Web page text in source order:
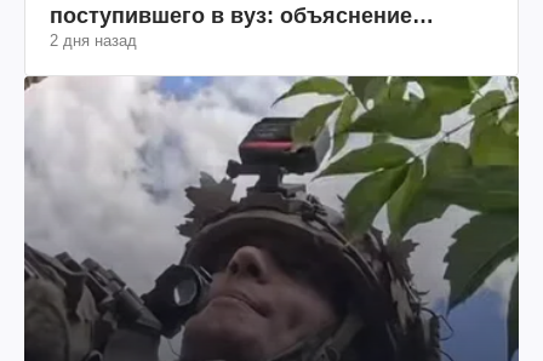
поступившего в вуз: объяснение
юриста
2 дня назад